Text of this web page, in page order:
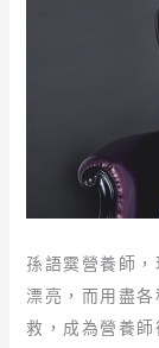
孫語霙營養師
漂亮，而用盡
救，成為營養